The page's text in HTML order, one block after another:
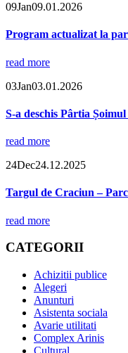
09Jan09.01.2026
Program actualizat la
read more
03Jan03.01.2026
S-a deschis Pârtia
read more
24Dec24.12.2025
Targul de Craciun –
read more
CATEGORII
Achizitii publice
Alegeri
Anunturi
Asistenta sociala
Avarie utilitati
Complex Arinis
Cultural